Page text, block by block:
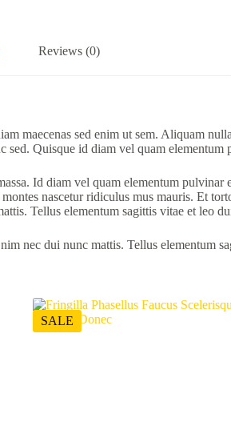
Reviews (0)
maecenas sed enim ut sem. Aliquam
Quisque id diam vel quam elementum
Id diam vel quam elementum
nascetur ridiculus mus mauris. Et
Tellus elementum sagittis vitae et leo
nec dui nunc mattis. Tellus elementum
SALE